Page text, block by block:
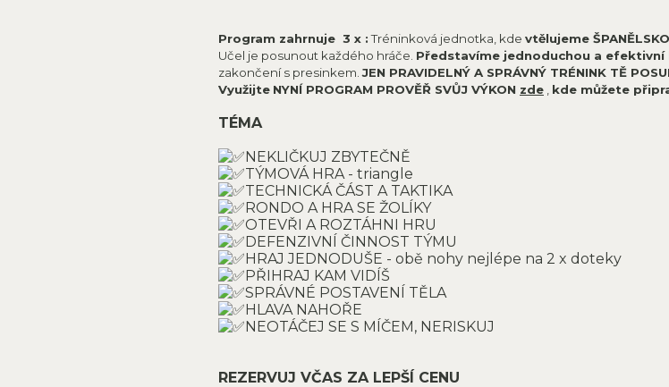
Program zahrnuje 3 x :Tréninková jednotka, kde vtělujeme
Učel je posunout každého hráče. Představíme jednoduchou a efektivní
zakončení s presinkem.JEN PRAVIDELNÝ A SPRÁVNÝ TRÉNINK TĚ
Využijte NYNÍ PROGRAM PROVĚŘ SVŮJ VÝKON zde kde můžete
TÉMA
NEKLIČKUJ ZBYTEČNĚ
TÝMOVÁ HRA - triangle
TECHNICKÁ ČÁST A TAKTIKA
RONDO A HRA SE ŽOLÍKY
OTEVŘI A ROZTÁHNI HRU
DEFENZIVNÍ ČINNOST TÝMU
HRAJ JEDNODUŠE - obě nohy nejlépe na 2 x doteky
PŘIHRAJ KAM VIDÍŠ
SPRÁVNÉ POSTAVENÍ TĚLA
HLAVA NAHOŘE
NEOTÁČEJ SE S MÍČEM, NERISKUJ
REZERVUJ VČAS ZA LEPŠÍ CENU